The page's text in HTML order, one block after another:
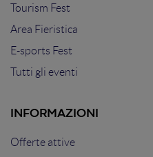
Tourism Fest
Area Fieristica
E-sports Fest
Tutti gli eventi
INFORMAZIONI
Offerte attive